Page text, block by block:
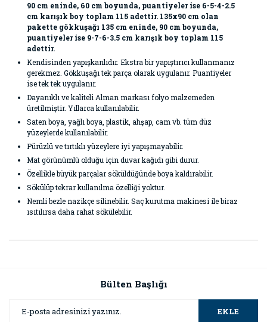
90 cm eninde, 60 cm boyunda, puantiyeler ise 6-5-4-2.5
cm karışık boy toplam 115 adettir. 135x90 cm olan
pakette gökkuşağı 135 cm eninde, 90 cm boyunda,
puantiyeler ise 9-7-6-3.5 cm karışık boy toplam 115
adettir.
Kendisinden yapışkanlıdır. Ekstra bir yapıştırıcı kullanmanız
gerekmez. Gökkuşağı tek parça olarak uygulanır. Puantiyeler
ise tek tek uygulanır.
Dayanıklı ve kaliteli Alman markası folyo malzemeden
üretilmiştir. Yıllarca kullanılabilir.
Saten boya, yağlı boya, plastik, ahşap, cam vb. tüm düz
yüzeylerde kullanılabilir.
Pürüzlü ve tırtıklı yüzeylere iyi yapışmayabilir.
Mat görünümlü olduğu için duvar kağıdı gibi durur.
Özellikle büyük parçalar söküldüğünde boya kaldırabilir.
Sökülüp tekrar kullanılma özelliği yoktur.
Nemli bezle nazikçe silinebilir. Saç kurutma makinesi ile biraz
ısıtılırsa daha rahat sökülebilir.
Görüş ve önerileriniz için teşekkür ederiz.
Ürün resmi kalitesiz, bozuk veya görüntülenemiyor.
Bülten Başlığı
EKLE